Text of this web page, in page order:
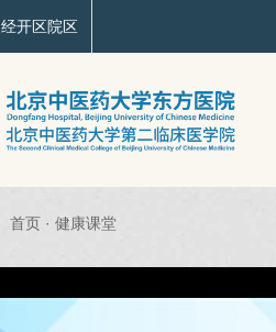
经开区院区
首页 · 健康课堂